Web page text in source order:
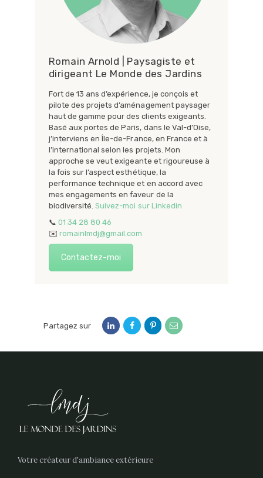
Romain Arnold | Paysagiste et
dirigeant Le Monde des Jardins
Fort de 13 ans d’expérience, je conçois et
pilote des projets d’aménagement paysager
haut de gamme pour des clients exigeants.
Basé aux portes de Paris, dans le Val-d’Oise,
j’interviens en Île-de-France, en France et à
l’international selon les projets. Mon
approche se veut exigeante et rigoureuse à
la fois sur l’aspect esthétique, la
performance technique et en accord avec
mes engagements en faveur de la
biodiversité.Suivez-moi sur Linkedin
📞01 34 28 80 46
✉️romainlmdj@gmail.com
Contactez-moi
Partagez sur
Votre créateur d'ambiance extérieure